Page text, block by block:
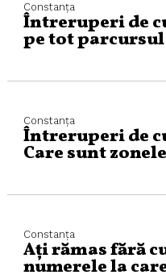
Constanța
Întreruperi de
pe tot
Constanța
Întreruperi de
Care sunt
Constanța
Ați rămas fără
numerele la